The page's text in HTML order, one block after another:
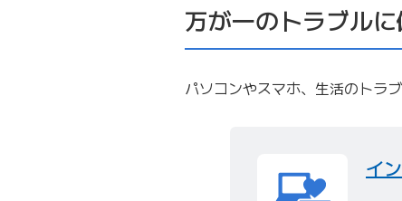
万が一のトラブル
パソコンやスマホ、生活のトラ
イ